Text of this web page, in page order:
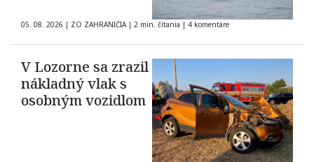
05. 08. 2026 | ZO ZAHRANIČIA | 2 min. čítania | 4 komentáre
V Lozorne sa zrazil
nákladný vlak s
osobným vozidlom